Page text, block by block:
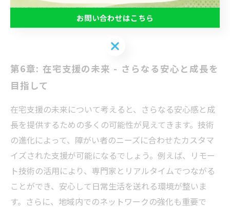
立支援がより効果的になり、全体的な社会の理解も深ま
第6章: 在宅支援の未来 - さらなる安心と成長を
目指して
在宅支援の未来について考えると、さらなる安心感と成
長を提供するための多くの可能性が見えてきます。技術
の進化によって、障がい者のニーズに合わせたカスタマ
イズされた支援が可能になるでしょう。例えば、リモー
ト技術の活用により、専門家とリアルタイムでつながる
ことができ、安心して日常生活を送れる環境が整いま
す。さらに、地域内でのネットワークの強化も重要で
お問い合わせはこちら
お問い合わせはこちら